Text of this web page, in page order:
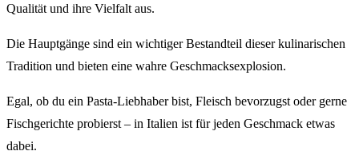
Qualität und ihre Vielfalt aus.
Die Hauptgänge sind ein wichtiger Bestandteil dieser kulinarischen
Tradition und bieten eine wahre Geschmacksexplosion.
Egal, ob du ein Pasta-Liebhaber bist, Fleisch bevorzugst oder gerne
Fischgerichte probierst – in Italien ist für jeden Geschmack etwas
dabei.